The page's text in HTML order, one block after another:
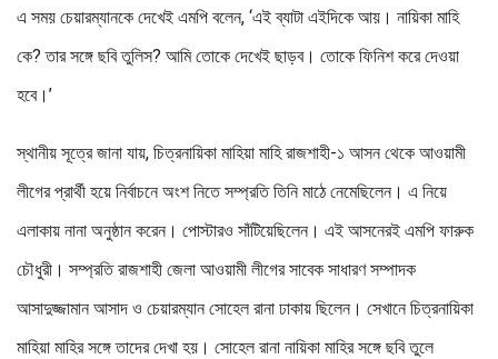
এ সময় চেয়ারম্যানকে দেখেই এমপি বলেন, ‘এই ব্যাটা এইদিকে আয়। নায়িকা মাহি
কে? তার সঙ্গে ছবি তুলিস? আমি তোকে দেখেই ছাড়ব। তোকে ফিনিশ করে দেওয়া
হবে।’
স্থানীয় সূত্রে জানা যায়, চিত্রনায়িকা মাহিয়া মাহি রাজশাহী-১ আসন থেকে আওয়ামী
লীগের প্রার্থী হয়ে নির্বাচনে অংশ নিতে সম্প্রতি তিনি মাঠে নেমেছিলেন। এ নিয়ে
এলাকায় নানা অনুষ্ঠান করেন। পোস্টারও সাঁটিয়েছিলেন। এই আসনেরই এমপি ফারুক
চৌধুরী। সম্প্রতি রাজশাহী জেলা আওয়ামী লীগের সাবেক সাধারণ সম্পাদক
আসাদুজ্জামান আসাদ ও চেয়ারম্যান সোহেল রানা ঢাকায় ছিলেন। সেখানে চিত্রনায়িকা
মাহিয়া মাহির সঙ্গে তাদের দেখা হয়। সোহেল রানা নায়িকা মাহির সঙ্গে ছবি তুলে